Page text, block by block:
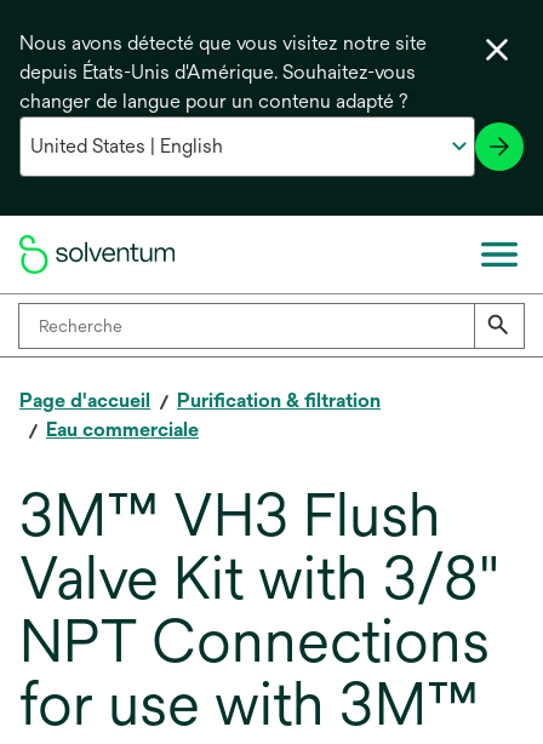
Nous avons détecté que vous visitez notre site
depuis États-Unis d'Amérique. Souhaitez-vous
changer de langue pour un contenu adapté ?
Page d'accueil
Purification & filtration
Eau commerciale
3M™ VH3 Flush
Valve Kit with 3/8"
NPT Connections
for use with 3M™